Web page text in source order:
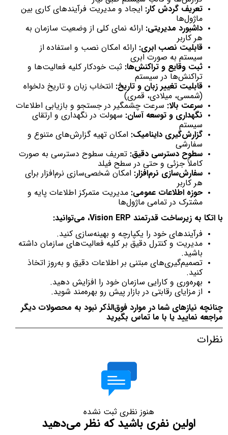
تعریف گردش کار: ایجاد و مدیریت فرآیندهای کاری بین
ماژول‌ها
داشبورد مدیریتی: ارائه نمای کلی از وضعیت سازمان به
هر کاربر
قابلیت نصب ابری: ارائه امکان نصب و استفاده از
سیستم به صورت ابری
ثبت وقایع و تراکنش‌ها: ثبت خودکار کلیه فعالیت‌ها و
تراکنش‌ها در سیستم
قابلیت تغییر زبان و تاریخ: انتخاب زبان و تاریخ دلخواه
(شمسی، میلادی، قمری)
سرعت بالا: سرعت چشمگیر در جستجو و بازیابی اطلاعات
نگهداری و توسعه آسان: سهولت در نگهداری و ارتقای
سیستم
گزارش‌گیری داینامیک: امکان تهیه گزارش‌های متنوع و
سفارشی
سطوح دسترسی دقیق: تعریف سطوح دسترسی به صورت
کاملاً جزئی و حتی در سطح فیلد
سفارش‌سازی نرم‌افزار: امکان شخصی‌سازی نرم‌افزار برای
هر کاربر
حوزه اطلاعات عمومی: مدیریت متمرکز اطلاعات پایه و
مشترک در تمامی ماژول‌ها
با اتکا به زیرساخت قدرتمند Vision ERP، می‌توانید:
فرآیندهای خود را یکپارچه و بهینه‌سازی کنید.
مدیریت و کنترل دقیق بر کلیه فعالیت‌های سازمان داشته
باشید.
تصمیم‌گیری‌های مبتنی بر اطلاعات دقیق و به‌روز اتخاذ
کنید.
بهره‌وری و کارایی سازمان خود را افزایش دهید.
از مزایای رقابتی در بازار پیش رو بهره‌مند شوید.
چنانچه نیازهای شما در موارد فوق‌الذکر نبود به محصولات دیگر
مراجعه نمایید یا با ما تماس بگیرید
نظرات
هنوز نظری ثبت نشده
اولین نفری باشید که نظر می‌دهید